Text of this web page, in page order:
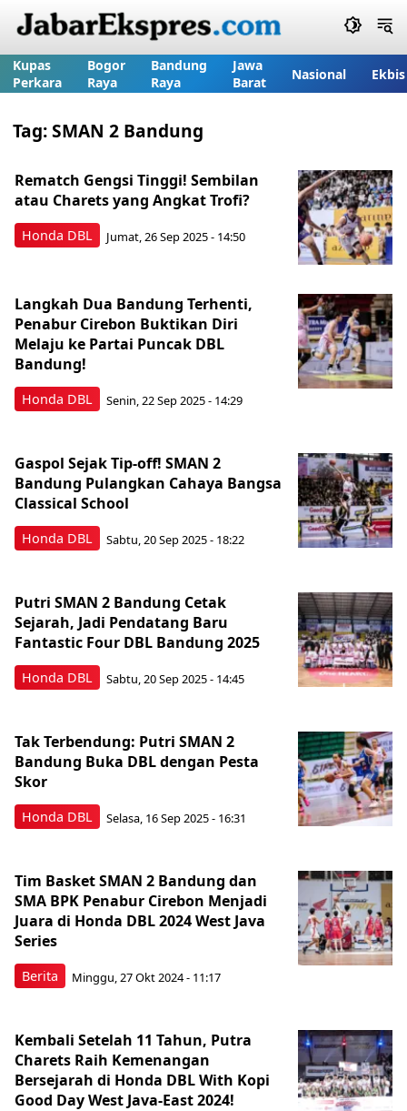
Kupas
Perkara
Bogor
Raya
Bandung
Raya
Jawa
Barat
Nasional Ekbis
Tag:SMAN 2 Bandung
Honda DBL
Rematch Gengsi Tinggi! Sembilan
atau Charets yang Angkat Trofi?
Jumat, 26 Sep 2025 - 14:50
Honda DBL
Langkah Dua Bandung Terhenti,
Penabur Cirebon Buktikan Diri
Melaju ke Partai Puncak DBL
Bandung!
Senin, 22 Sep 2025 - 14:29
Honda DBL
Gaspol Sejak Tip-off! SMAN 2
Bandung Pulangkan Cahaya Bangsa
Classical School
Sabtu, 20 Sep 2025 - 18:22
Honda DBL
Putri SMAN 2 Bandung Cetak
Sejarah, Jadi Pendatang Baru
Fantastic Four DBL Bandung 2025
Sabtu, 20 Sep 2025 - 14:45
Honda DBL
Tak Terbendung: Putri SMAN 2
Bandung Buka DBL dengan Pesta
Skor
Selasa, 16 Sep 2025 - 16:31
Berita
Tim Basket SMAN 2 Bandung dan
SMA BPK Penabur Cirebon Menjadi
Juara di Honda DBL 2024 West Java
Series
Minggu, 27 Okt 2024 - 11:17
Kembali Setelah 11 Tahun, Putra
Charets Raih Kemenangan
Bersejarah di Honda DBL With Kopi
Good Day West Java-East 2024!